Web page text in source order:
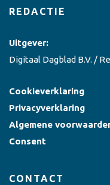
REDACTIE
Uitgever:
Digitaal Dagblad B.V. /
Cookieverklaring
Privacyverklaring
Algemene
Consent
CONTACT